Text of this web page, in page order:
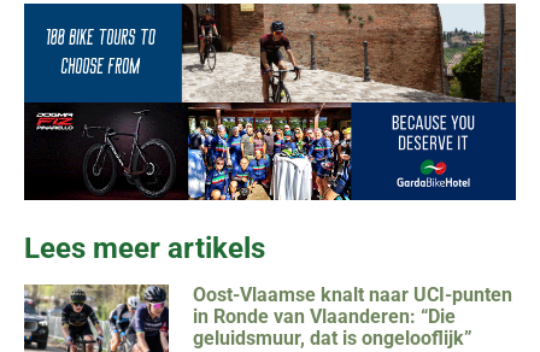
Lees meer artikels
Oost-Vlaamse knalt naar UCI-punten
in Ronde van Vlaanderen: “Die
geluidsmuur, dat is ongelooflijk”